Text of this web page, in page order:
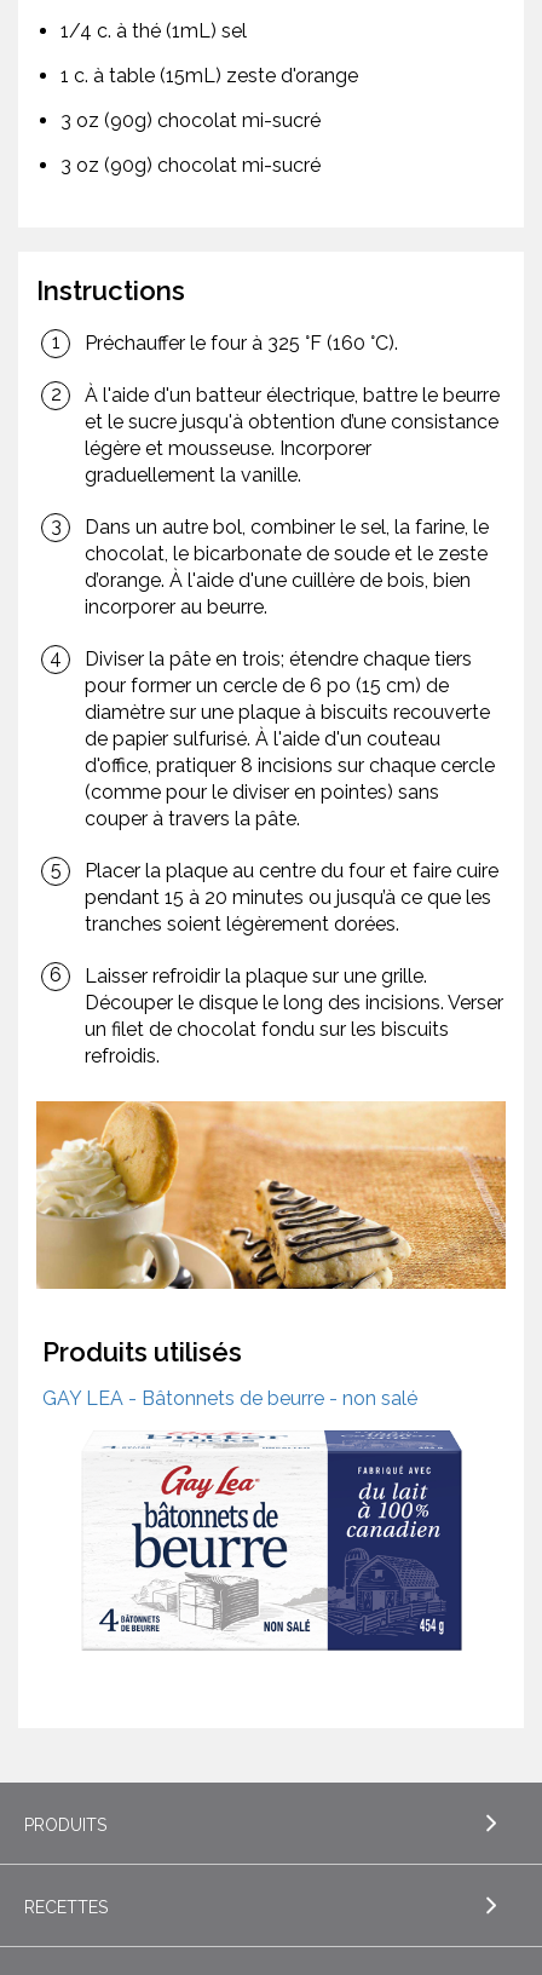
1/4 c. à thé (1mL) sel
1 c. à table (15mL) zeste d'orange
3 oz (90g) chocolat mi-sucré
3 oz (90g) chocolat mi-sucré
Instructions
Préchauffer le four à 325 °F (160 °C).
À l'aide d'un batteur électrique, battre le beurre
et le sucre jusqu'à obtention d’une consistance
légère et mousseuse. Incorporer
graduellement la vanille.
Dans un autre bol, combiner le sel, la farine, le
chocolat, le bicarbonate de soude et le zeste
d’orange. À l'aide d'une cuillère de bois, bien
incorporer au beurre.
Diviser la pâte en trois; étendre chaque tiers
pour former un cercle de 6 po (15 cm) de
diamètre sur une plaque à biscuits recouverte
de papier sulfurisé. À l'aide d'un couteau
d'office, pratiquer 8 incisions sur chaque cercle
(comme pour le diviser en pointes) sans
couper à travers la pâte.
Placer la plaque au centre du four et faire cuire
pendant 15 à 20 minutes ou jusqu’à ce que les
tranches soient légèrement dorées.
Laisser refroidir la plaque sur une grille.
Découper le disque le long des incisions. Verser
un filet de chocolat fondu sur les biscuits
refroidis.
Produits utilisés
GAY LEA - Bâtonnets de beurre - non salé
PRODUITS
EXPLORE PRODUITS
RECETTES